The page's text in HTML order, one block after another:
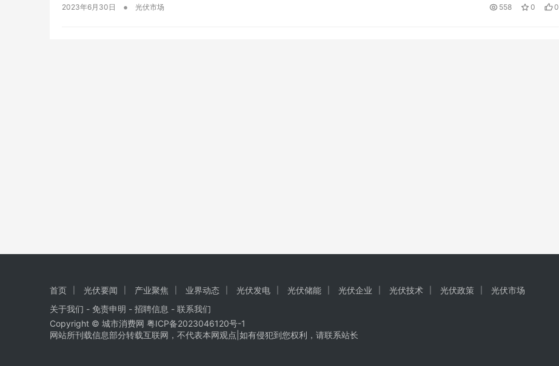
业权威媒体争相报道，曝光量达数十亿! 全球…
2023年6月30日 • 光伏市场 558 0 0
首页 光伏要闻 产业聚焦 业界动态 光伏发电 光伏储能 光伏企业 光伏技术 光伏政策
光伏市场
关于我们 - 免责申明 - 招聘信息 - 联系我们
Copyright © 城市消费网 粤ICP备2023046120号-1
网站所刊载信息部分转载互联网，不代表本网观点|如有侵犯到您权利，请联系站长